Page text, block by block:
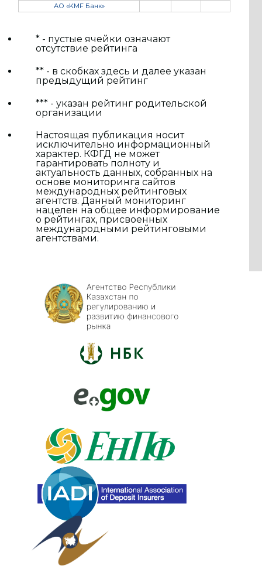
АО «KMF Банк»
* - пустые ячейки означают
отсутствие рейтинга
** - в скобках здесь и далее указан
предыдущий рейтинг
*** - указан рейтинг родительской
организации
Настоящая публикация носит
исключительно информационный
характер. КФГД не может
гарантировать полноту и
актуальность данных, собранных на
основе мониторинга сайтов
международных рейтинговых
агентств. Данный мониторинг
нацелен на общее информирование
о рейтингах, присвоенных
международными рейтинговыми
агентствами.